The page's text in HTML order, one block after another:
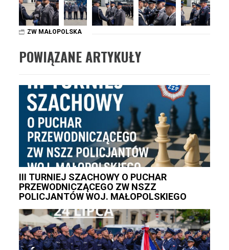
ZW MAŁOPOLSKA
POWIĄZANE ARTYKUŁY
III TURNIEJ SZACHOWY O PUCHAR
PRZEWODNICZĄCEGO ZW NSZZ
POLICJANTÓW WOJ. MAŁOPOLSKIEGO